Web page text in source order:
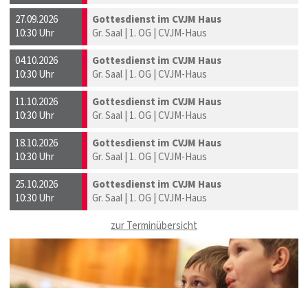
27.09.2026
10:30 Uhr
Gottesdienst im CVJM Haus
Gr. Saal | 1. OG | CVJM-Haus
04.10.2026
10:30 Uhr
Gottesdienst im CVJM Haus
Gr. Saal | 1. OG | CVJM-Haus
11.10.2026
10:30 Uhr
Gottesdienst im CVJM Haus
Gr. Saal | 1. OG | CVJM-Haus
18.10.2026
10:30 Uhr
Gottesdienst im CVJM Haus
Gr. Saal | 1. OG | CVJM-Haus
25.10.2026
10:30 Uhr
Gottesdienst im CVJM Haus
Gr. Saal | 1. OG | CVJM-Haus
zur Terminübersicht